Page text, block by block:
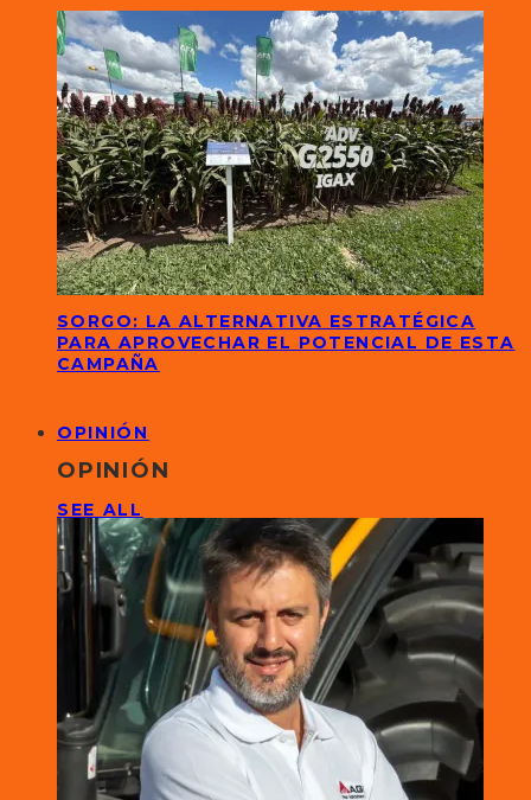
SORGO: LA ALTERNATIVA ESTRATÉGICA
PARA APROVECHAR EL POTENCIAL DE ESTA
CAMPAÑA
OPINIÓN
OPINIÓN
SEE ALL